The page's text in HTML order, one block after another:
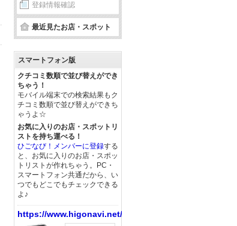
登録情報確認
最近見たお店・スポット
スマートフォン版
クチコミ数順で並び替えができ
ちゃう！
モバイル端末での検索結果もク
チコミ数順で並び替えができち
ゃうよ☆
お気に入りのお店・スポットリ
ストを持ち運べる！
ひごなび！メンバーに登録する
と、お気に入りのお店・スポッ
トリストが作れちゃう。PC・
スマートフォン共通だから、い
つでもどこでもチェックできる
よ♪
https://www.higonavi.net/